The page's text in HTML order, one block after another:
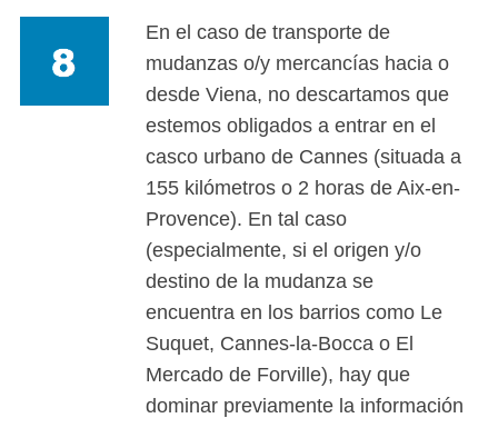
En el caso de transporte de
mudanzas o/y mercancías hacia o
desde Viena, no descartamos que
estemos obligados a entrar en el
casco urbano de Cannes (situada a
155 kilómetros o 2 horas de Aix-en-
Provence). En tal caso
(especialmente, si el origen y/o
destino de la mudanza se
encuentra en los barrios como Le
Suquet, Cannes-la-Bocca o El
Mercado de Forville), hay que
dominar previamente la información